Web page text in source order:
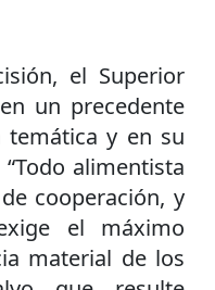
el Superior
un precedente
y en su
alimentista
cooperación, y
el máximo
material de los